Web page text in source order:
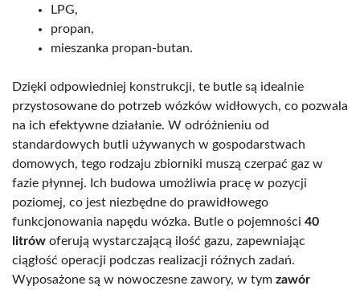
LPG,
propan,
mieszanka propan-butan.
Dzięki odpowiedniej konstrukcji, te butle są idealnie
przystosowane do potrzeb wózków widłowych, co pozwala
na ich efektywne działanie. W odróżnieniu od
standardowych butli używanych w gospodarstwach
domowych, tego rodzaju zbiorniki muszą czerpać gaz w
fazie płynnej. Ich budowa umożliwia pracę w pozycji
poziomej, co jest niezbędne do prawidłowego
funkcjonowania napędu wózka. Butle o pojemności 40
litrów oferują wystarczającą ilość gazu, zapewniając
ciągłość operacji podczas realizacji różnych zadań.
Wyposażone są w nowoczesne zawory, w tym zawór